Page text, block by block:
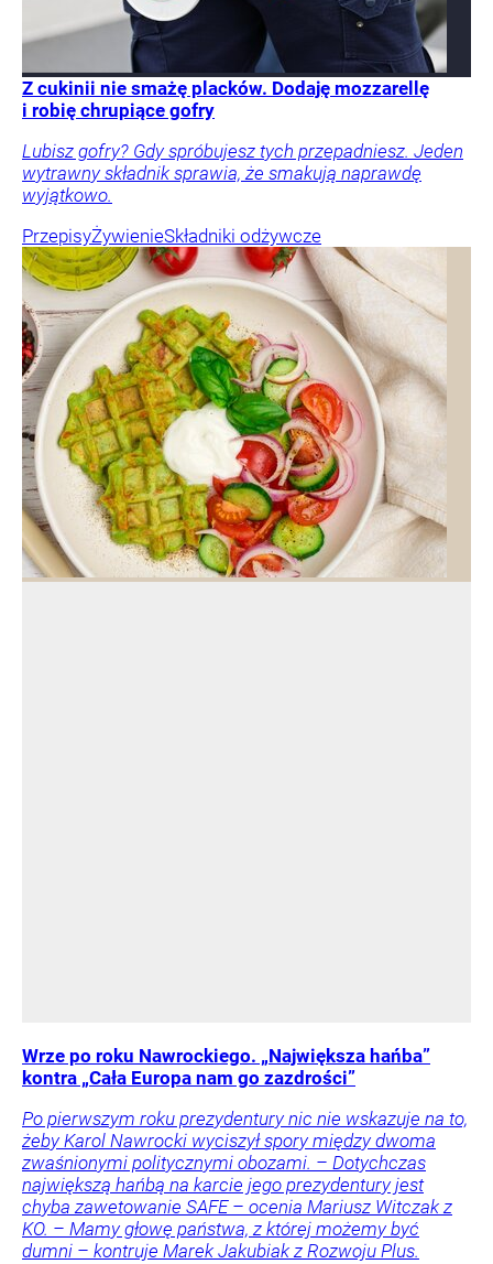
Z cukinii nie smażę placków. Dodaję mozzarellę
i robię chrupiące gofry
Lubisz gofry? Gdy spróbujesz tych przepadniesz. Jeden
wytrawny składnik sprawia, że smakują naprawdę
wyjątkowo.
PrzepisyŻywienieSkładniki odżywcze
Wrze po roku Nawrockiego. „Największa hańba”
kontra „Cała Europa nam go zazdrości”
Po pierwszym roku prezydentury nic nie wskazuje na to,
żeby Karol Nawrocki wyciszył spory między dwoma
zwaśnionymi politycznymi obozami. – Dotychczas
największą hańbą na karcie jego prezydentury jest
chyba zawetowanie SAFE – ocenia Mariusz Witczak z
KO. – Mamy głowę państwa, z której możemy być
dumni – kontruje Marek Jakubiak z Rozwoju Plus.